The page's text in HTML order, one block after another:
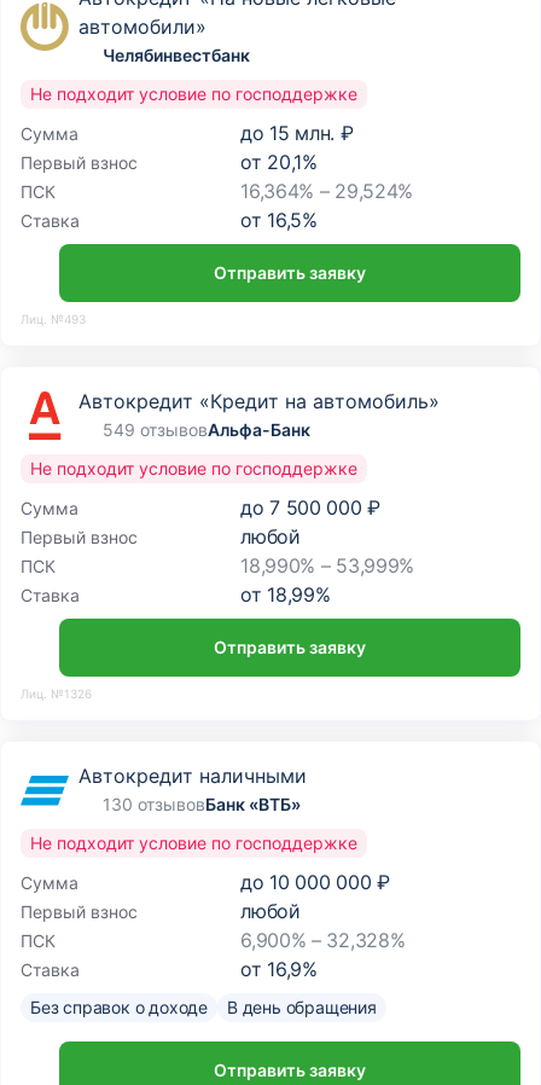
автомобили»
Челябинвестбанк
Сумма до 15 млн. ₽
Первый взнос от 20,1%
ПСК 16,364% – 29,524%
Ставка от 16,5%
Не подходит условие по господдержке
Отправить заявку
Лиц. №493
Автокредит «Кредит на автомобиль»
549 отзывовАльфа-Банк
Сумма до 7 500 000 ₽
Первый взнос любой
ПСК 18,990% – 53,999%
Ставка от 18,99%
Не подходит условие по господдержке
Отправить заявку
Лиц. №1326
Автокредит наличными
130 отзывовБанк «ВТБ»
Сумма до 10 000 000 ₽
Первый взнос любой
ПСК 6,900% – 32,328%
Ставка от 16,9%
Не подходит условие по господдержке
Без справок о доходе В день обращения
Отправить заявку